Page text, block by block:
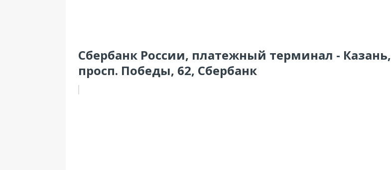
Сбербанк России, платежный терминал - Казань,
просп. Победы, 62, Сбербанк